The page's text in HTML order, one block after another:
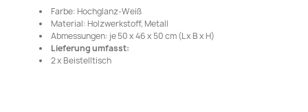
Farbe: Hochglanz-Weiß
Material: Holzwerkstoff, Metall
Abmessungen: je 50 x 46 x 50 cm (L x B x H)
Lieferung umfasst:
2 x Beistelltisch